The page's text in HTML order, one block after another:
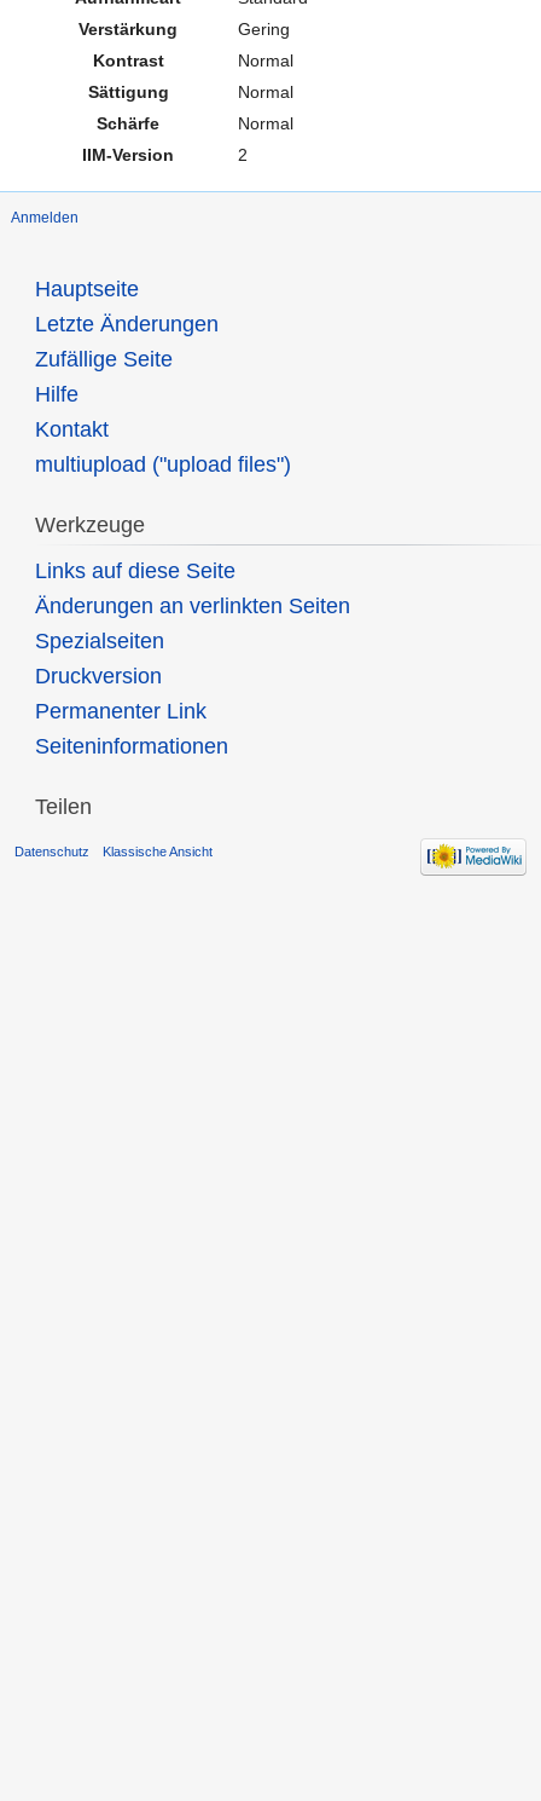
Verstärkung
Gering
Kontrast
Normal
Sättigung
Normal
Schärfe
Normal
IIM-Version
2
Anmelden
Hauptseite
Letzte Änderungen
Zufällige Seite
Hilfe
Kontakt
multiupload ("upload files")
Werkzeuge
Links auf diese Seite
Änderungen an verlinkten Seiten
Spezialseiten
Druckversion
Permanenter Link
Seiten­informationen
Teilen
Datenschutz Klassische Ansicht